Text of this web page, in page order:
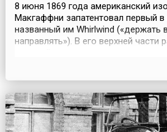
8 июня 1869 года американский
Макгаффни запатентовал первый
названный им Whirlwind («держать
направлять»). В его верхней части
устройст...